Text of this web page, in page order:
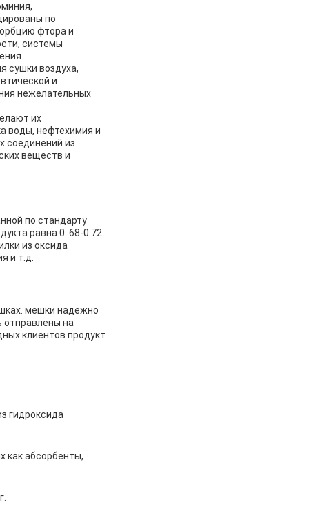
по
фтора и
системы
сушки воздуха,
и
нежелательных
их
воды, нефтехимия и
соединений из
веществ и
по стандарту
равна 0..68-0.72
из оксида
и т.д.
мешки надежно
отправлены на
клиентов продукт
гидроксида
как абсорбенты,